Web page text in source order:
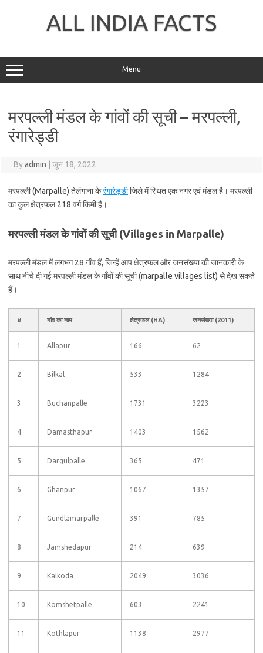
ALL INDIA FACTS
Menu
मरपल्ली मंडल के गांवों की सूची – मरपल्ली,
रंगारेड्डी
Byadmin जून 18, 2022
मरपल्ली (Marpalle) तेलंगाना केरंगारेड्डीजिले में स्थित एक नगर एवं मंडल है। मरपल्ली
का कुल क्षेत्रफल 218 वर्ग किमी है।
मरपल्ली मंडल के गांवों की सूची (Villages in Marpalle)
मरपल्ली मंडल में लगभग 28 गाँव हैं, जिन्हें आप क्षेत्रफल और जनसंख्या की जानकारी के
साथ नीचे दी गई मरपल्ली मंडल के गाँवों की सूची (marpalle villages list) से देख सकते
हैं।
# गांव का नाम क्षेत्रफल (HA) जनसंख्या (2011)
1 Allapur 166 62
2 Bilkal 533 1284
3 Buchanpalle 1731 3223
4 Damasthapur 1403 1562
5 Dargulpalle 365 471
6 Ghanpur 1067 1357
7 Gundlamarpalle 391 785
8 Jamshedapur 214 639
9 Kalkoda 2049 3036
10 Komshetpalle 603 2241
11 Kothlapur 1138 2977